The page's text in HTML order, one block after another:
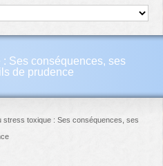
: Ses conséquences, ses
de prudence
stress toxique : Ses conséquences, ses